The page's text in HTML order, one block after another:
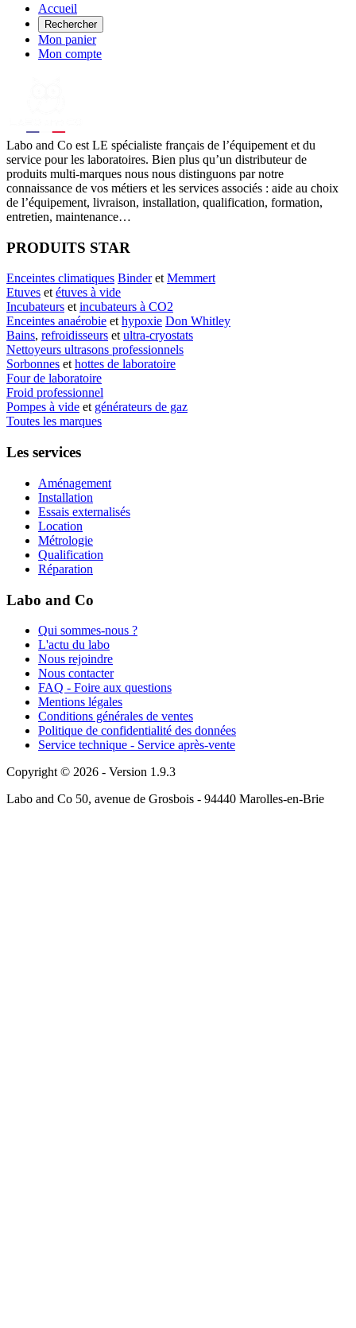
Accueil
Rechercher
Mon panier
Mon compte
Labo and Co est LE spécialiste français de l’équipement et du
service pour les laboratoires. Bien plus qu’un distributeur de
produits multi-marques nous nous distinguons par notre
connaissance de vos métiers et les services associés : aide au choix
de l’équipement, livraison, installation, qualification, formation,
entretien, maintenance…
PRODUITS STAR
Enceintes climatiques BinderetMemmert
Etuves etétuves à vide
Incubateurs etincubateurs à CO2
Enceintes anaérobie ethypoxie Don Whitley
Bains, refroidisseurs etultra-cryostats
Nettoyeurs ultrasons professionnels
Sorbonnes ethottes de laboratoire
Four de laboratoire
Froid professionnel
Pompes à vide et générateurs de gaz
Toutes les marques
Les services
Aménagement
Installation
Essais externalisés
Location
Métrologie
Qualification
Réparation
Labo and Co
Qui sommes-nous ?
L'actu du labo
Nous rejoindre
Nous contacter
FAQ - Foire aux questions
Mentions légales
Conditions générales de ventes
Politique de confidentialité des données
Service technique - Service après-vente
Copyright © 2026 - Version 1.9.3
Labo and Co 50, avenue de Grosbois - 94440 Marolles-en-Brie